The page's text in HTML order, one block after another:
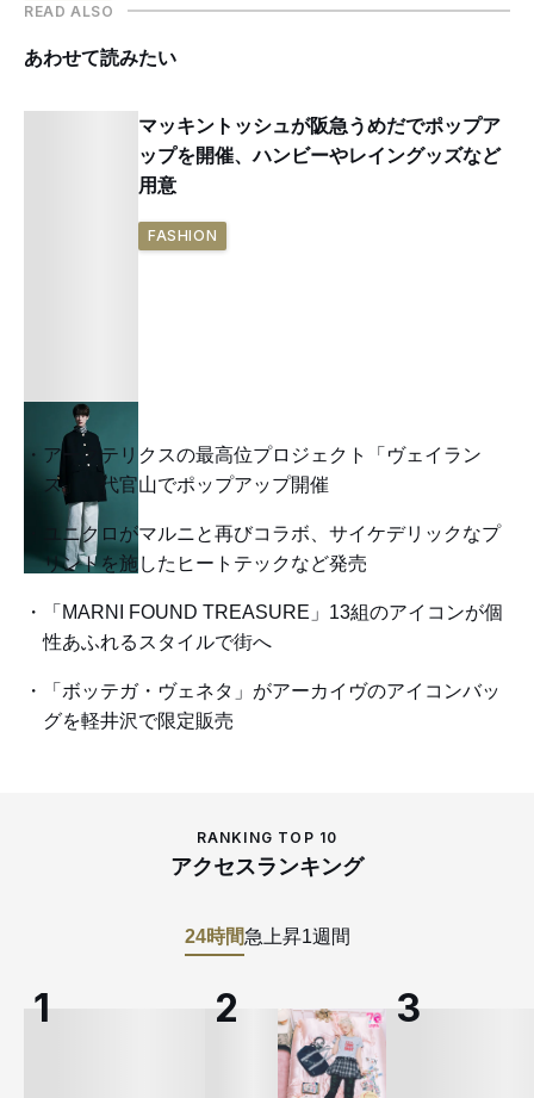
READ ALSO
あわせて読みたい
マッキントッシュが阪急うめだでポップア
ップを開催、ハンビーやレイングッズなど
用意
FASHION
アークテリクスの最高位プロジェクト「ヴェイラン
ス」、代官山でポップアップ開催
ユニクロがマルニと再びコラボ、サイケデリックなプ
リントを施したヒートテックなど発売
「MARNI FOUND TREASURE」13組のアイコンが個
性あふれるスタイルで街へ
「ボッテガ・ヴェネタ」がアーカイヴのアイコンバッ
グを軽井沢で限定販売
RANKING TOP 10
アクセスランキング
24時間急上昇1週間